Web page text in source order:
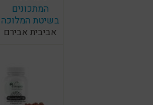
המתכונים
בשיטת המלוכה
אביבית אבירם